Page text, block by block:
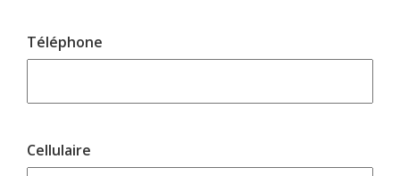
Téléphone
Cellulaire